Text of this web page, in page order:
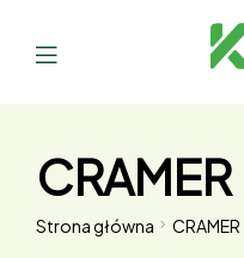
CRAMER
Strona główna CRAMER